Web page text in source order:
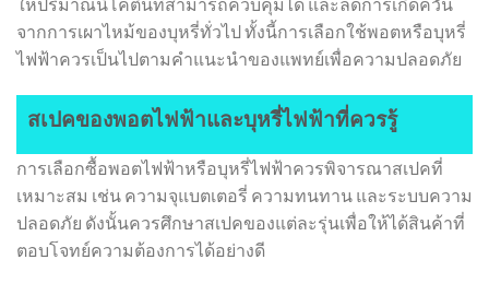
ให้ปริมาณนิโคตินที่สามารถควบคุมได้ และลดการเกิดควัน
จากการเผาไหม้ของบุหรี่ทั่วไป ทั้งนี้การเลือกใช้พอตหรือบุหรี่
ไฟฟ้าควรเป็นไปตามคำแนะนำของแพทย์เพื่อความปลอดภัย
สเปคของพอตไฟฟ้าและบุหรี่ไฟฟ้าที่ควรรู้
การเลือกซื้อพอตไฟฟ้าหรือบุหรี่ไฟฟ้าควรพิจารณาสเปคที่
เหมาะสม เช่น ความจุแบตเตอรี่ ความทนทาน และระบบความ
ปลอดภัย ดังนั้นควรศึกษาสเปคของแต่ละรุ่นเพื่อให้ได้สินค้าที่
ตอบโจทย์ความต้องการได้อย่างดี